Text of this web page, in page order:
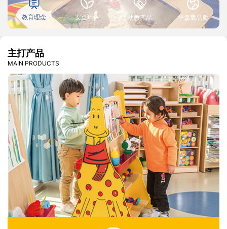
教育理念 安全环保 幼教产品 华森葳品质
主打产品
MAIN PRODUCTS